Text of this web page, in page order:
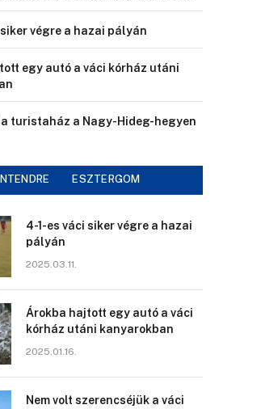
végre a hazai pályán
egy autó a váci kórház utáni
turistaház a Nagy-Hideg-hegyen
ESZTERGOM
4-1-es váci siker végre a hazai
pályán
2025.03.11.
Árokba hajtott egy autó a váci
kórház utáni kanyarokban
2025.01.16.
Nem volt szerencséjük a váci